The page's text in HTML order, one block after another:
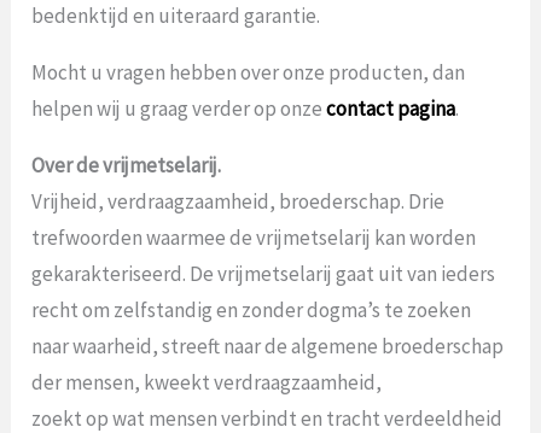
bedenktijd en uiteraard garantie.
Mocht u vragen hebben over onze producten, dan
helpen wij u graag verder op onzecontact pagina.
Over de vrijmetselarij.
Vrijheid, verdraagzaamheid, broederschap. Drie
trefwoorden waarmee de vrijmetselarij kan worden
gekarakteriseerd. De vrijmetselarij gaat uit van ieders
recht om zelfstandig en zonder dogma’s te zoeken
naar waarheid, streeft naar de algemene broederschap
der mensen, kweekt verdraagzaamheid,
zoekt op wat mensen verbindt en tracht verdeeldheid